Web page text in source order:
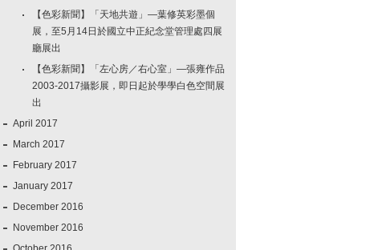
【色彩新聞】「天地共遊」—葉修英彩墨個
展，至5月14日於國立中正紀念堂管理處四展
廳展出
【色彩新聞】「左心房／右心室」—張雍作品
2003-2017攝影展，即日起於學學白色空間展
出
April 2017
March 2017
February 2017
January 2017
December 2016
November 2016